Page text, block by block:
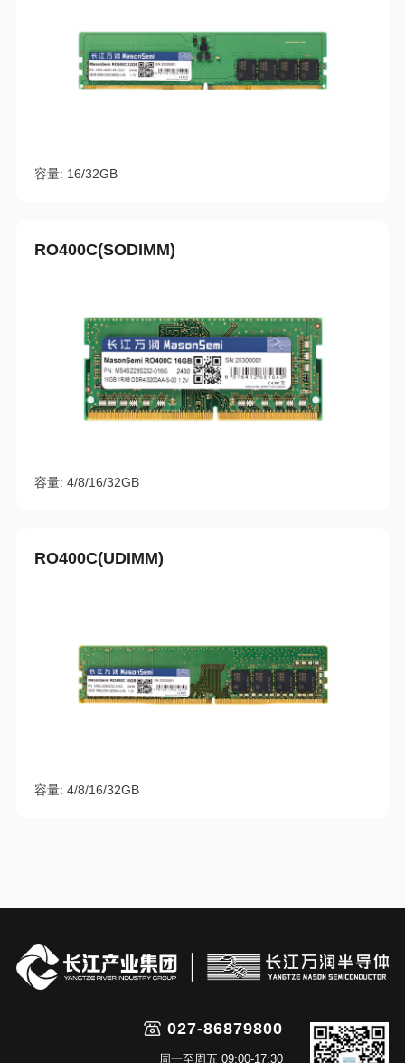
容量: 16/32GB
RO400C(SODIMM)
容量: 4/8/16/32GB
RO400C(UDIMM)
容量: 4/8/16/32GB
027-86879800
周一至周五 09:00-17:30